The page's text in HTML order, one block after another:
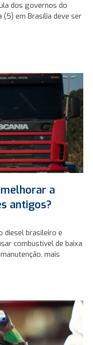
dos governos do
(5) em Brasília deve ser
a
antigos?
diesel brasileiro e
combustível de baixa
mais